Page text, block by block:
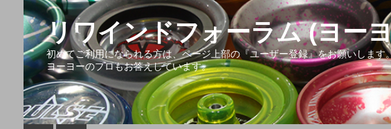
リワインドフォーラム (ヨー
初めてご利用になられる方は、ページ上部の『ユーザー登録』をお願いしま
ヨーヨーのプロもお答えしています。